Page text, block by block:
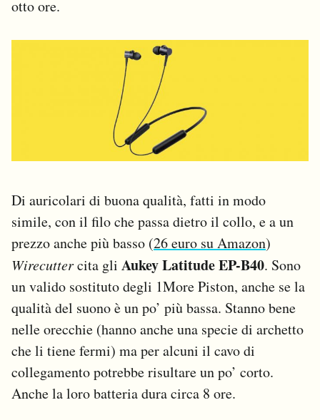
otto ore.
Di auricolari di buona qualità, fatti in modo
simile, con il filo che passa dietro il collo, e a un
prezzo anche più basso (26 euro su Amazon)
Wirecuttercita gli Aukey Latitude EP-B40. Sono
un valido sostituto degli 1More Piston, anche se la
qualità del suono è un po’ più bassa. Stanno bene
nelle orecchie (hanno anche una specie di archetto
che li tiene fermi) ma per alcuni il cavo di
collegamento potrebbe risultare un po’ corto.
Anche la loro batteria dura circa 8 ore.